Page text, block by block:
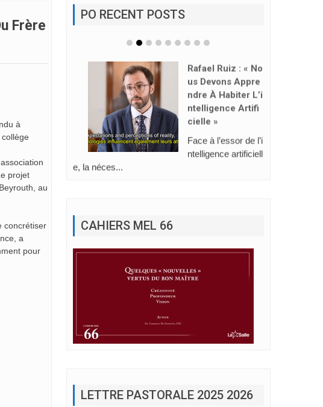
Frère
à
projet
au
concrétiser
a
pour
PO RECENT POSTS
Rafael Ruiz : « No
Us Devons Appre
Ndre À Habiter L’i
Ntelligence Artifi
Cielle »
Face à l’essor de l’i
ntelligence artificiell
e, la néces...
CAHIERS MEL 66
LETTRE PASTORALE 2025 2026